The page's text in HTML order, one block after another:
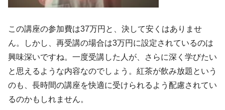
この講座の参加費は37万円と、決して安くはありませ
ん。しかし、再受講の場合は3万円に設定されているのは
興味深いですね。一度受講した人が、さらに深く学びたい
と思えるような内容なのでしょう。紅茶が飲み放題という
のも、長時間の講座を快適に受けられるよう配慮されてい
るのかもしれません。